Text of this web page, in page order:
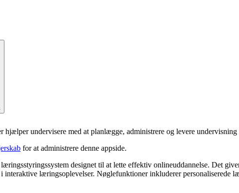
undervisere med at planlægge, administrere og levere undervisning
for at administrere denne appside.
designet til at lette effektiv onlineuddannelse. Det
interaktive læringsoplevelser. Nøglefunktioner inkluderer